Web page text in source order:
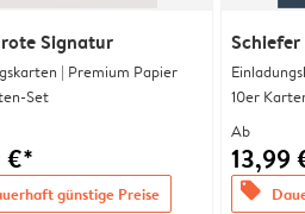
Signatur
| Premium Papier
Set
€*
günstige Preise
10er
Ab
13,99
offers